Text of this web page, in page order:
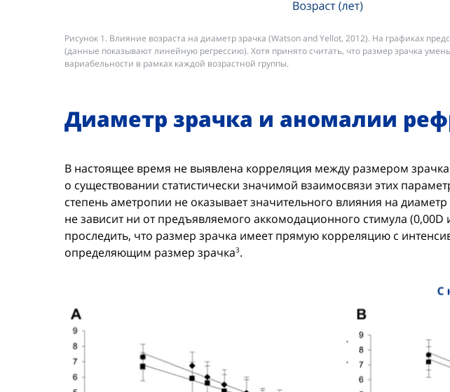
Рисунок 1. Влияние возраста на диаметр зрачка (Watson and Yellot, 2012). На графиках
(данные показывают линейную регрессию). Хотя принято считать, что размер зрачка
вариабельности в рамках каждой возрастной группы.
Диаметр зрачка и аномалии
В настоящее время не выявлена корреляция между размером
о существовании статистически значимой взаимосвязи этих
степень аметропии не оказывает значительного влияния на
не зависит ни от предъявляемого аккомодационного стимула
проследить, что размер зрачка имеет прямую корреляцию с
определяющим размер зрачка3.